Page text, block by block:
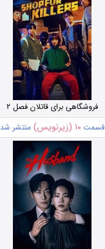
فروشگاهی برای قاتلان فصل ۲
قسمت۱۰ (زیرنویس) منتشر شد